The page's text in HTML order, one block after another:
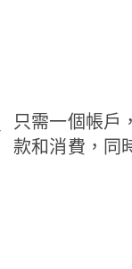
只需一個帳戶
款和消費，同